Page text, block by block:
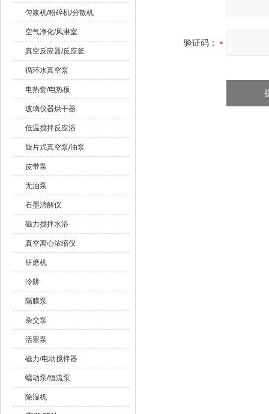
匀浆机/粉碎机/分散机
空气净化/风淋室
真空反应器/反应釜
循环水真空泵
电热套/电热板
玻璃仪器烘干器
低温搅拌反应浴
旋片式真空泵/油泵
皮带泵
无油泵
石墨消解仪
磁力搅拌水浴
真空离心浓缩仪
研磨机
冷阱
隔膜泵
杂交泵
活塞泵
磁力/电动搅拌器
蠕动泵/恒流泵
除湿机
验证码：